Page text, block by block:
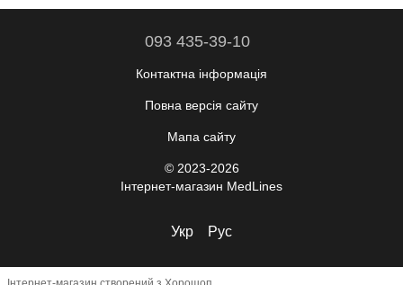
093 435-39-10
Контактна інформація
Повна версія сайту
Мапа сайту
© 2023-2026
Інтернет-магазин MedLines
Укр Рус